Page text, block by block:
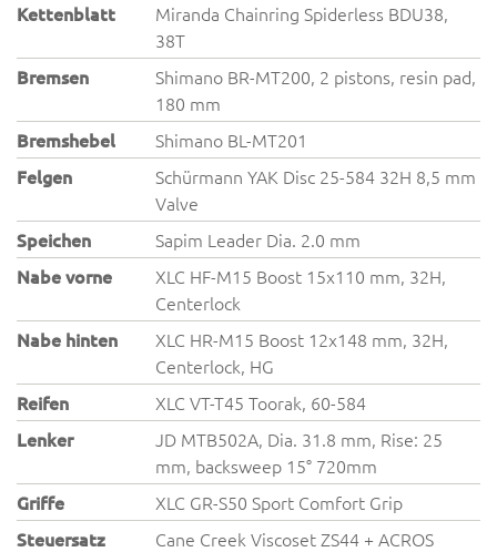
Kettenblatt
Miranda Chainring Spiderless BDU38,
38T
Bremsen
Shimano BR-MT200, 2 pistons, resin pad,
180 mm
Bremshebel
Shimano BL-MT201
Felgen
Schürmann YAK Disc 25-584 32H 8,5 mm
Valve
Speichen
Sapim Leader Dia. 2.0 mm
Nabe vorne
XLC HF-M15 Boost 15x110 mm, 32H,
Centerlock
Nabe hinten
XLC HR-M15 Boost 12x148 mm, 32H,
Centerlock, HG
Reifen
XLC VT-T45 Toorak, 60-584
Lenker
JD MTB502A, Dia. 31.8 mm, Rise: 25
mm, backsweep 15° 720mm
Griffe
XLC GR-S50 Sport Comfort Grip
Steuersatz
Cane Creek Viscoset ZS44 + ACROS